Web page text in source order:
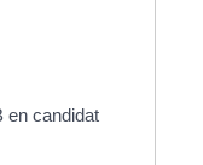
en candidat